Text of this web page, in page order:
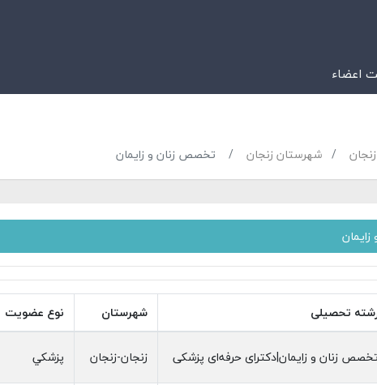
اعضاء
شهرستان زنجان تخصص زنان و زایمان
تحصیلی شهرستان نوع عضویت
تخصص زنان و زایمان|دکترای حرفه‌ای پزشکی زنجان-زنجان پزشکي